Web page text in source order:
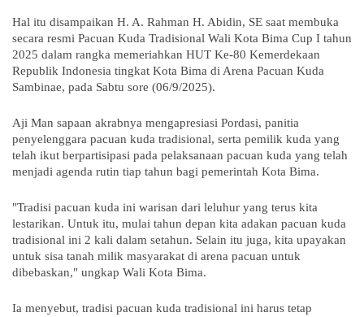
Hal itu disampaikan H. A. Rahman H. Abidin, SE saat membuka
secara resmi Pacuan Kuda Tradisional Wali Kota Bima Cup I tahun
2025 dalam rangka memeriahkan HUT Ke-80 Kemerdekaan
Republik Indonesia tingkat Kota Bima di Arena Pacuan Kuda
Sambinae, pada Sabtu sore (06/9/2025).
Aji Man sapaan akrabnya mengapresiasi Pordasi, panitia
penyelenggara pacuan kuda tradisional, serta pemilik kuda yang
telah ikut berpartisipasi pada pelaksanaan pacuan kuda yang telah
menjadi agenda rutin tiap tahun bagi pemerintah Kota Bima.
"Tradisi pacuan kuda ini warisan dari leluhur yang terus kita
lestarikan. Untuk itu, mulai tahun depan kita adakan pacuan kuda
tradisional ini 2 kali dalam setahun. Selain itu juga, kita upayakan
untuk sisa tanah milik masyarakat di arena pacuan untuk
dibebaskan," ungkap Wali Kota Bima.
Ia menyebut, tradisi pacuan kuda tradisional ini harus tetap